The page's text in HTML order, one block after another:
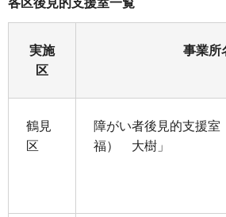
実施
区
事業所
鶴見
区
障がい者後見的支援
福） 大樹」